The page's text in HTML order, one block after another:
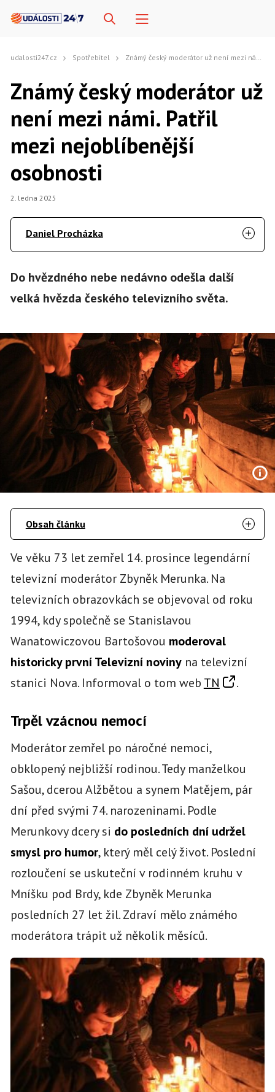
udalosti247.cz Spotřebitel Známý český moderátor už není mezi námi. Patřil mezi nejoblíbenější osobnosti
Známý český moderátor už
není mezi námi. Patřil
mezi nejoblíbenější
osobnosti
2. ledna 2025
Daniel Procházka
Do hvězdného nebe nedávno odešla další
velká hvězda českého televizního světa.
Obsah článku
Ve věku 73 let zemřel 14. prosince legendární
televizní moderátor Zbyněk Merunka. Na
televizních obrazovkách se objevoval od roku
1994, kdy společně se Stanislavou
Wanatowiczovou Bartošovou moderoval
historicky první Televizní novinyna televizní
stanici Nova. Informoval o tom web TN .
Trpěl vzácnou nemocí
Moderátor zemřel po náročné nemoci,
obklopený nejbližší rodinou. Tedy manželkou
Sašou, dcerou Alžbětou a synem Matějem, pár
dní před svými 74. narozeninami. Podle
Merunkovy dcery si do posledních dní udržel
smysl pro humor, který měl celý život. Poslední
rozloučení se uskuteční v rodinném kruhu v
Mníšku pod Brdy, kde Zbyněk Merunka
posledních 27 let žil. Zdraví mělo známého
moderátora trápit už několik měsíců.